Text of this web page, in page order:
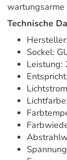
wartungsarme
Technische
Sockel:
Leistung: